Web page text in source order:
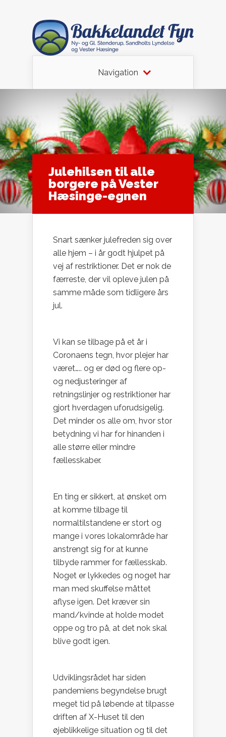
Navigation
Julehilsen til alle
borgere på Vester
Hæsinge-egnen
Snart sænker julefreden sig over
alle hjem – i år godt hjulpet på
vej af restriktioner. Det er nok de
færreste, der vil opleve julen på
samme måde som tidligere års
jul.
Vi kan se tilbage på et år i
Coronaens tegn, hvor plejer har
været….. og er død og flere op-
og nedjusteringer af
retningslinjer og restriktioner har
gjort hverdagen uforudsigelig.
Det minder os alle om, hvor stor
betydning vi har for hinanden i
alle større eller mindre
fællesskaber.
En ting er sikkert, at ønsket om
at komme tilbage til
normaltilstandene er stort og
mange i vores lokalområde har
anstrengt sig for at kunne
tilbyde rammer for fællesskab.
Noget er lykkedes og noget har
man med skuffelse måttet
aflyse igen. Det kræver sin
mand/kvinde at holde modet
oppe og tro på, at det nok skal
blive godt igen.
Udviklingsrådet har siden
pandemiens begyndelse brugt
meget tid på løbende at tilpasse
driften af X-Huset til den
øjeblikkelige situation og til det